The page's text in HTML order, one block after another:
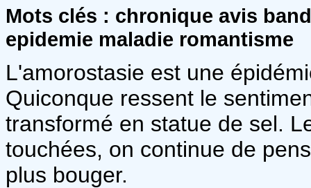
Mots clés : chronique avis
epidemie maladie romantisme
L'amorostasie est une
Quiconque ressent le
transformé en statue de sel.
touchées, on continue de
plus bouger.